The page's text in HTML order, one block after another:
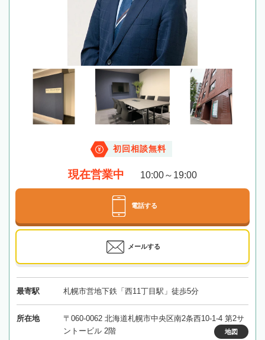
初回相談無料
現在営業中 10:00～19:00
電話する
メールする
最寄駅 札幌市営地下鉄「西11丁目駅」徒歩5分
所在地
〒060-0062 北海道札幌市中央区南2条西10-1-4 第2サ
ントービル 2階
地図